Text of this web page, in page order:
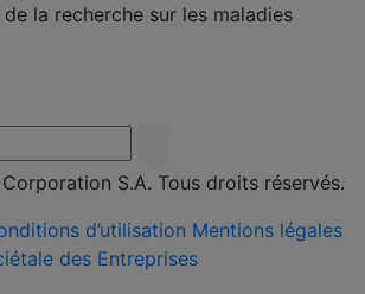
la recherche sur les maladies
S.A. Tous droits réservés.
d’utilisation Mentions légales
des Entreprises